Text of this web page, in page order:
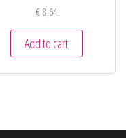
€8,64
Add to cart